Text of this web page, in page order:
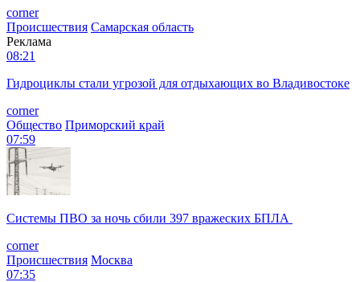
corner
Происшествия Самарская область
Реклама
08:21
Гидроциклы стали угрозой для отдыхающих во Владивостоке
corner
Общество Приморский край
07:59
Системы ПВО за ночь сбили 397 вражеских БПЛА
corner
Происшествия Москва
07:35